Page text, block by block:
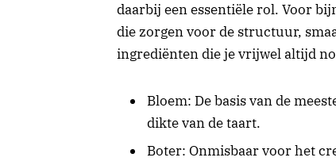
daarbij een essentiële rol. Voor
die zorgen voor de structuur,
ingrediënten die je vrijwel altijd
Bloem: De basis van de
dikte van de taart.
Boter: Onmisbaar voor het